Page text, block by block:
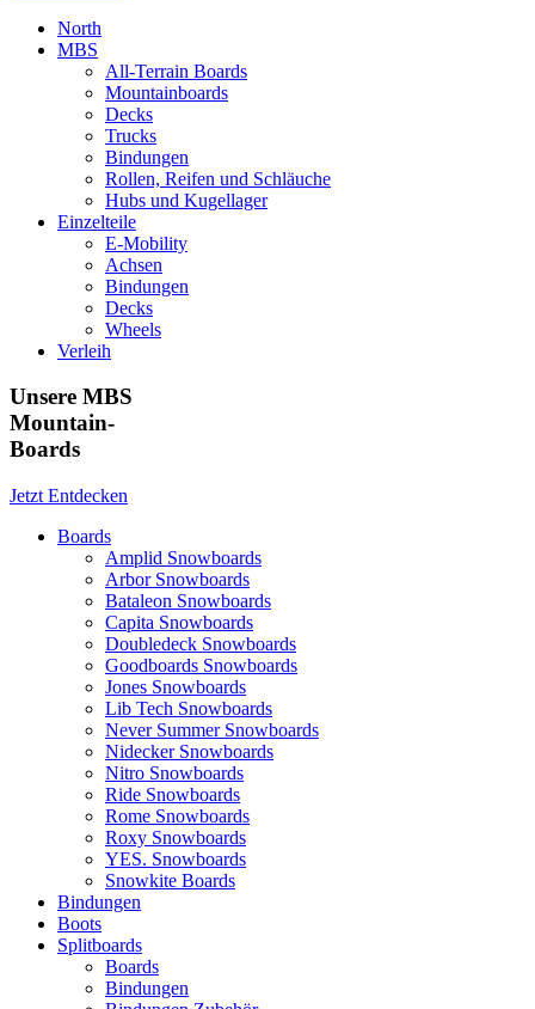
North
MBS
All-Terrain Boards
Mountainboards
Decks
Trucks
Bindungen
Rollen, Reifen und Schläuche
Hubs und Kugellager
Einzelteile
E-Mobility
Achsen
Bindungen
Decks
Wheels
Verleih
Unsere MBS
Mountain-
Boards
Jetzt Entdecken
Boards
Amplid Snowboards
Arbor Snowboards
Bataleon Snowboards
Capita Snowboards
Doubledeck Snowboards
Goodboards Snowboards
Jones Snowboards
Lib Tech Snowboards
Never Summer Snowboards
Nidecker Snowboards
Nitro Snowboards
Ride Snowboards
Rome Snowboards
Roxy Snowboards
YES. Snowboards
Snowkite Boards
Bindungen
Boots
Splitboards
Boards
Bindungen